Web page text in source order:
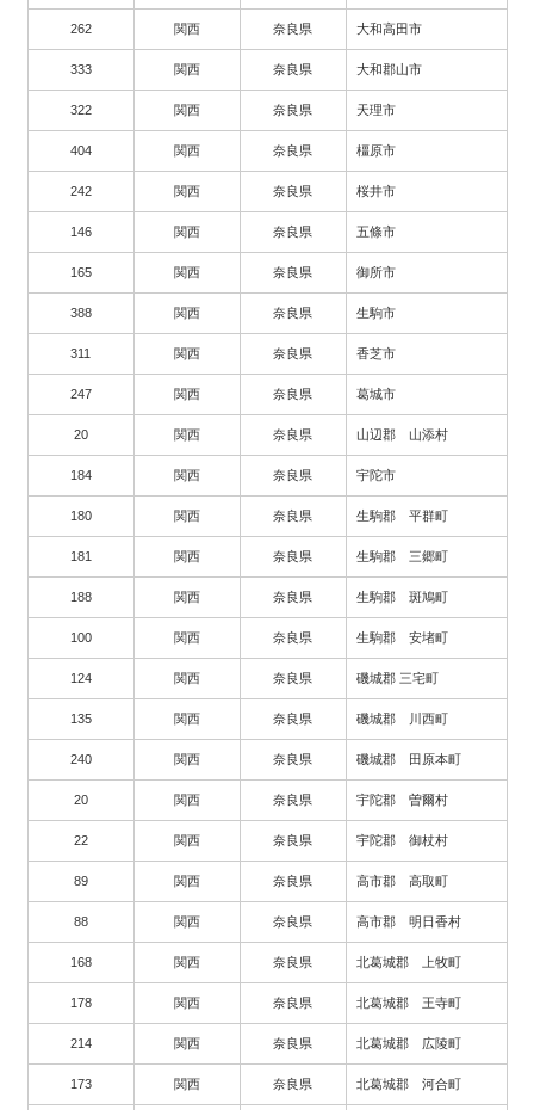
262 関西 奈良県 大和高田市
333 関西 奈良県 大和郡山市
322 関西 奈良県 天理市
404 関西 奈良県 橿原市
242 関西 奈良県 桜井市
146 関西 奈良県 五條市
165 関西 奈良県 御所市
388 関西 奈良県 生駒市
311 関西 奈良県 香芝市
247 関西 奈良県 葛城市
20 関西 奈良県 山辺郡 山添村
184 関西 奈良県 宇陀市
180 関西 奈良県 生駒郡 平群町
181 関西 奈良県 生駒郡 三郷町
188 関西 奈良県 生駒郡 斑鳩町
100 関西 奈良県 生駒郡 安堵町
124 関西 奈良県 磯城郡 三宅町
135 関西 奈良県 磯城郡 川西町
240 関西 奈良県 磯城郡 田原本町
20 関西 奈良県 宇陀郡 曽爾村
22 関西 奈良県 宇陀郡 御杖村
89 関西 奈良県 高市郡 高取町
88 関西 奈良県 高市郡 明日香村
168 関西 奈良県 北葛城郡 上牧町
178 関西 奈良県 北葛城郡 王寺町
214 関西 奈良県 北葛城郡 広陵町
173 関西 奈良県 北葛城郡 河合町